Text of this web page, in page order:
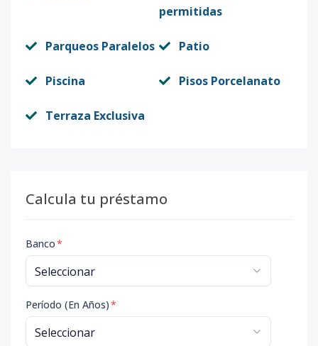
permitidas
Parqueos Paralelos Patio
Piscina Pisos Porcelanato
Terraza Exclusiva
Calcula tu préstamo
Banco*
Período (En Años)*